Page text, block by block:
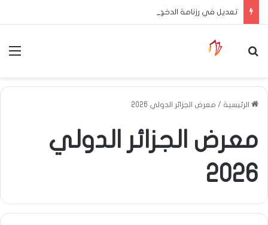
تعديل في رزنامة الدخول المدرسي
بحث عن
الرئيسية / معرض الجزائر الدولي 2026
معرض الجزائر الدولي
2026